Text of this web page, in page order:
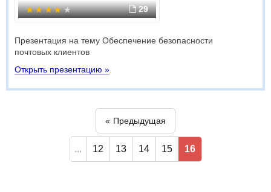
29
Презентация на тему Обеспечение безопасности
почтовых клиентов
Открыть презентацию »
Предыдущая
... 12 13 14 15 16